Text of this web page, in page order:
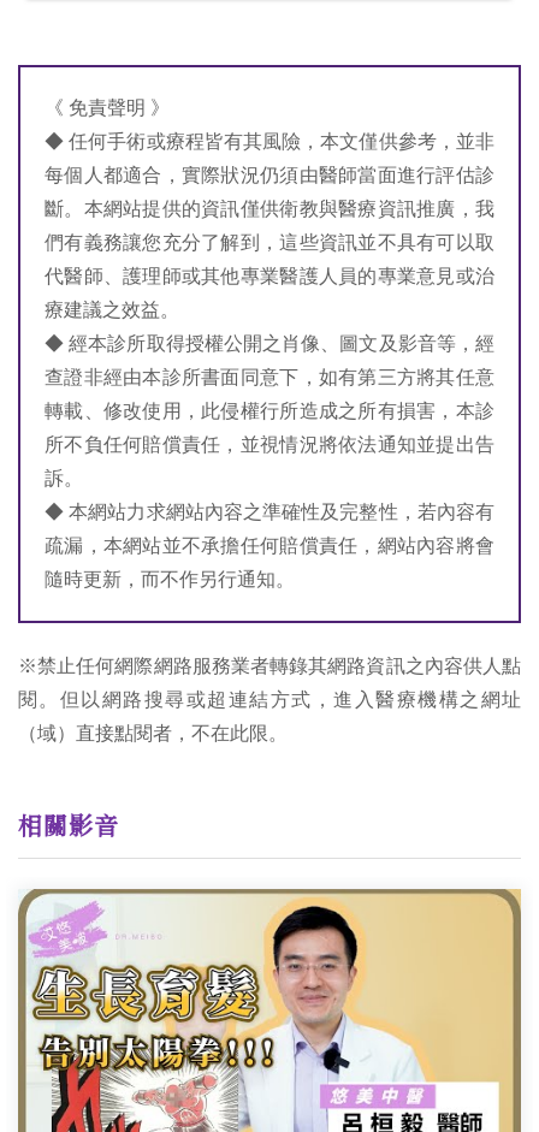
《 免責聲明 》
◆ 任何手術或療程皆有其風險，本文僅供參考，並非
每個人都適合，實際狀況仍須由醫師當面進行評估診
斷。本網站提供的資訊僅供衛教與醫療資訊推廣，我
們有義務讓您充分了解到，這些資訊並不具有可以取
代醫師、護理師或其他專業醫護人員的專業意見或治
療建議之效益。
◆ 經本診所取得授權公開之肖像、圖文及影音等，經
查證非經由本診所書面同意下，如有第三方將其任意
轉載、修改使用，此侵權行所造成之所有損害，本診
所不負任何賠償責任，並視情況將依法通知並提出告
訴。
◆ 本網站力求網站內容之準確性及完整性，若內容有
疏漏，本網站並不承擔任何賠償責任，網站內容將會
隨時更新，而不作另行通知。
※禁止任何網際網路服務業者轉錄其網路資訊之內容供人點
閱。但以網路搜尋或超連結方式，進入醫療機構之網址
（域）直接點閱者，不在此限。
相關影音